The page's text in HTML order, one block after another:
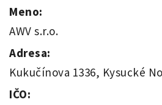
Meno:
AWV s.r.o.
Adresa:
Kukučínova 1336, Kysucké
IČO: